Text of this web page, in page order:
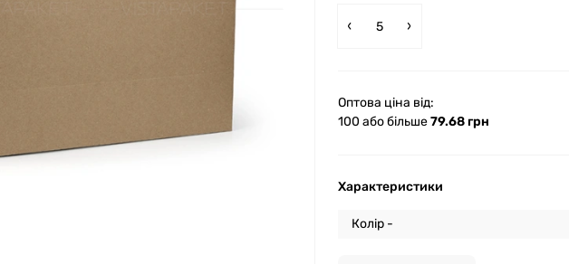
Оптова ціна від:
100 або більше79.68 грн
Характеристики
Колір -